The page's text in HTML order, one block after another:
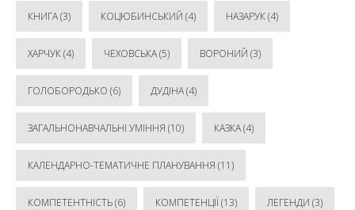
КНИГА(3) КОЦЮБИНСЬКИЙ (4) НАЗАРУК(4)
ХАРЧУК(4) ЧЕХОВСЬКА(5) ВОРОНИЙ (3)
ГОЛОБОРОДЬКО (6) ДУДІНА(4)
ЗАГАЛЬНОНАВЧАЛЬНІ УМІННЯ (10) КАЗКА(4)
КАЛЕНДАРНО-ТЕМАТИЧНЕ ПЛАНУВАННЯ (11)
КОМПЕТЕНТНІСТЬ(6) КОМПЕТЕНЦІЇ (13) ЛЕГЕНДИ (3)